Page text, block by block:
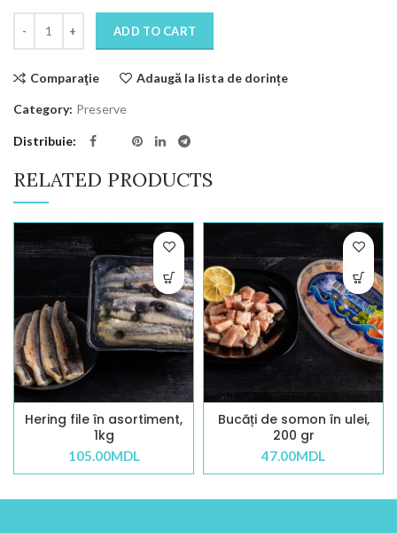
ADD TO CART
Comparaţie Adaugă la lista de dorințe
Category: Preserve
Distribuie
RELATED PRODUCTS
Hering file în asortiment,
1kg
105.00MDL
Bucăți de somon în ulei,
200 gr
47.00MDL